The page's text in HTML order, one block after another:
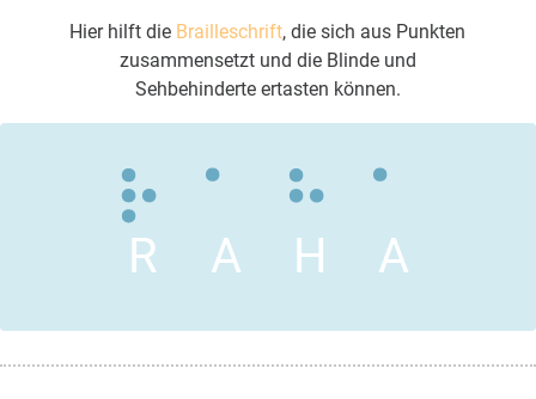
Hier hilft die Brailleschrift, die sich aus Punkten
zusammensetzt und die Blinde und
Sehbehinderte ertasten können.
R A H A